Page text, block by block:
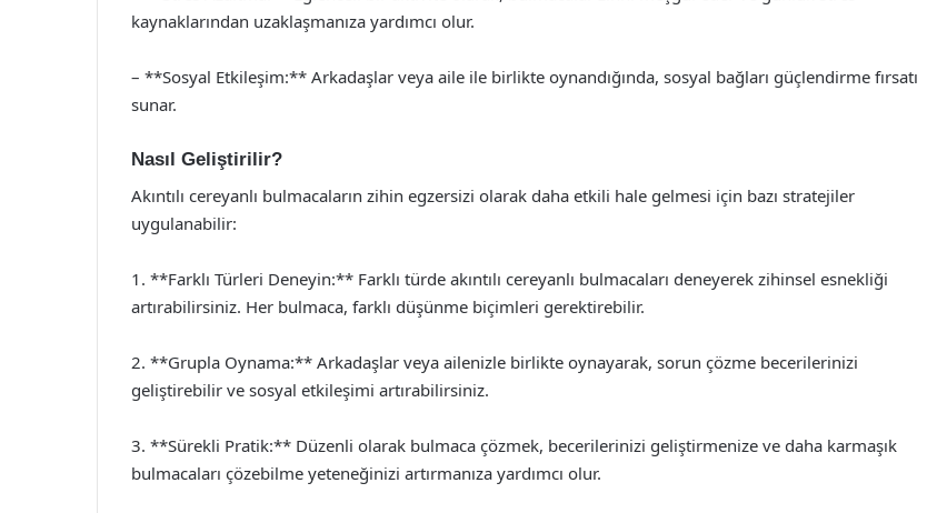
kaynaklarından uzaklaşmanıza yardımcı olur.
– **Sosyal Etkileşim:** Arkadaşlar veya aile ile birlikte oynandığında, sosyal bağları güçlendirme fırsatı
sunar.
Nasıl Geliştirilir?
Akıntılı cereyanlı bulmacaların zihin egzersizi olarak daha etkili hale gelmesi için bazı stratejiler
uygulanabilir:
1. **Farklı Türleri Deneyin:** Farklı türde akıntılı cereyanlı bulmacaları deneyerek zihinsel esnekliği
artırabilirsiniz. Her bulmaca, farklı düşünme biçimleri gerektirebilir.
2. **Grupla Oynama:** Arkadaşlar veya ailenizle birlikte oynayarak, sorun çözme becerilerinizi
geliştirebilir ve sosyal etkileşimi artırabilirsiniz.
3. **Sürekli Pratik:** Düzenli olarak bulmaca çözmek, becerilerinizi geliştirmenize ve daha karmaşık
bulmacaları çözebilme yeteneğinizi artırmanıza yardımcı olur.